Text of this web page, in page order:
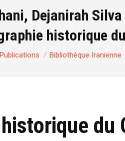
Dejanirah
historique
ici :
Publications Bibliothèque Iranienne
du